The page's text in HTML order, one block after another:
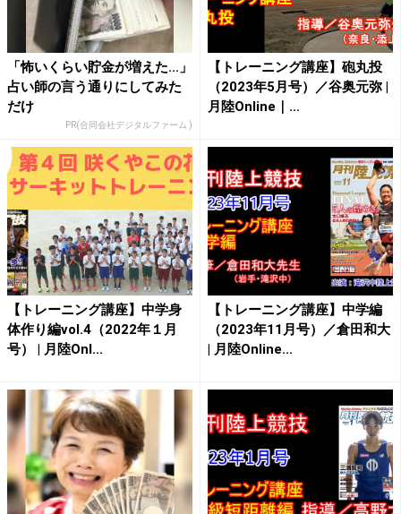
「怖いくらい貯金が増えた…」
占い師の言う通りにしてみた
だけ
PR(合同会社デジタルファーム )
【トレーニング講座】砲丸投
（2023年5月号）／谷奥元弥 |
月陸Online｜...
【トレーニング講座】中学身
体作り編vol.4（2022年１月
号） | 月陸Onl...
【トレーニング講座】中学編
（2023年11月号）／倉田和大
| 月陸Online...